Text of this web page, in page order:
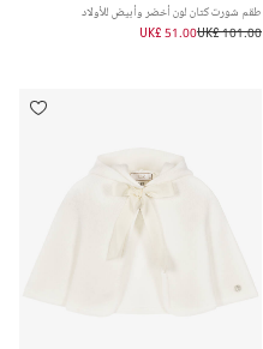
طقم شورت كتان لون أخضر وأبيض للأولاد
UK£ 101.00
UK£ 51.00